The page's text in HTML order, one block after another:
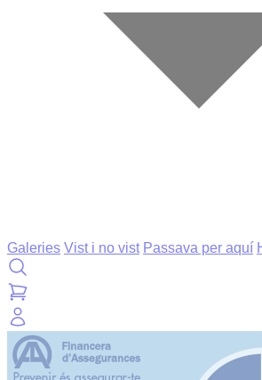
Galeries Vist i no vist Passava per aquí